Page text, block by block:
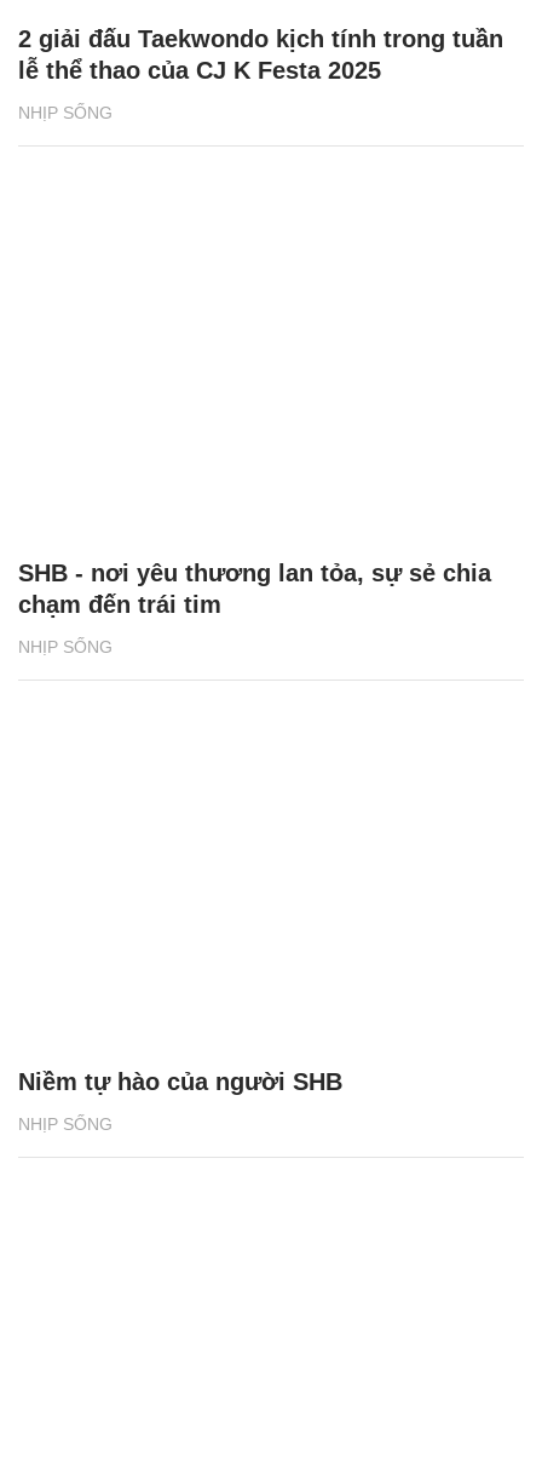
NHỊP SỐNG
2 giải đấu Taekwondo kịch tính trong tuần
lễ thể thao của CJ K Festa 2025
NHỊP SỐNG
SHB - nơi yêu thương lan tỏa, sự sẻ chia
chạm đến trái tim
NHỊP SỐNG
Niềm tự hào của người SHB